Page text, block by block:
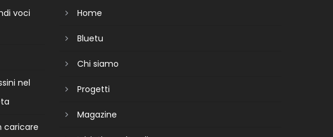
voci
nel
caricare
Home
Bluetu
Chi siamo
Progetti
Magazine